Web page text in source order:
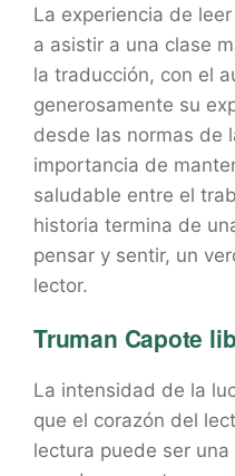
La experiencia de
a asistir a una clase
la traducción, con el
generosamente su
desde las normas de
importancia de
saludable entre el
historia termina de
pensar y sentir, un
lector.
Truman Capote
La intensidad de la
que el corazón del
lectura puede ser